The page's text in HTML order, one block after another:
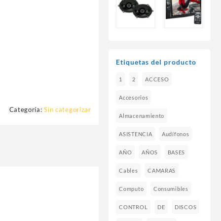
Categoría:Sin categorizar
Etiquetas del producto
1 2 ACCESO
Accesorios
Almacenamiento
ASISTENCIA Audífonos
AÑO AÑOS BASES
Cables CAMARAS
Computo Consumibles
CONTROL DE DISCOS